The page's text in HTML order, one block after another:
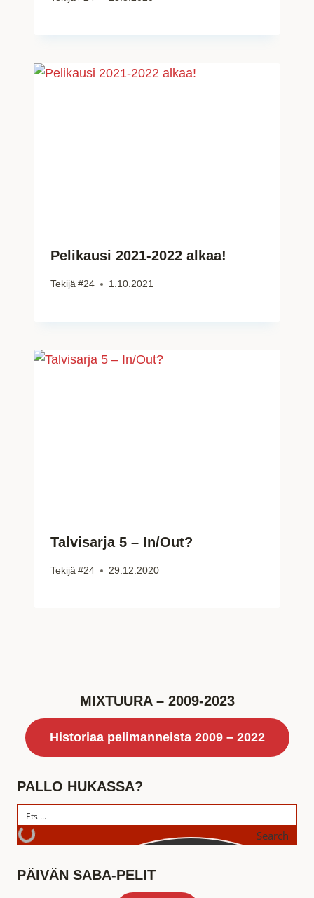
Pelikausi 2021-2022 alkaa!
Tekijä#24 1.10.2021
Talvisarja 5 – In/Out?
Tekijä#24 29.12.2020
MIXTUURA – 2009-2023
Historiaa pelimanneista 2009 – 2022
PALLO HUKASSA?
Search
PÄIVÄN SABA-PELIT